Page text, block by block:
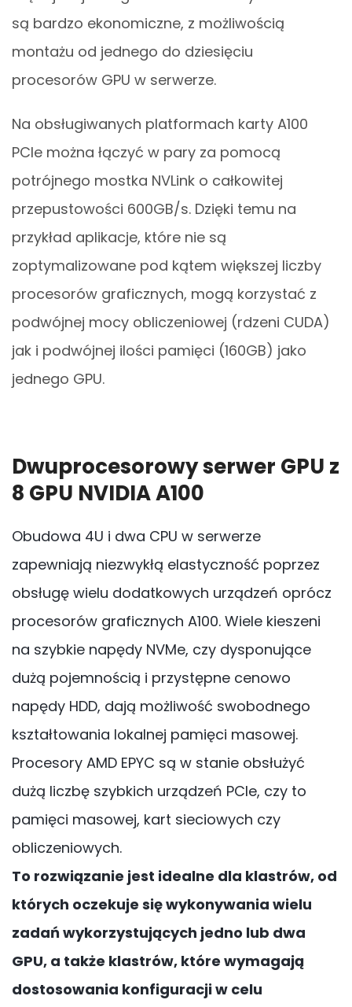
są bardzo ekonomiczne, z możliwością
montażu od jednego do dziesięciu
procesorów GPU w serwerze.
Na obsługiwanych platformach karty A100
PCIe można łączyć w pary za pomocą
potrójnego mostka NVLink o całkowitej
przepustowości 600GB/s. Dzięki temu na
przykład aplikacje, które nie są
zoptymalizowane pod kątem większej liczby
procesorów graficznych, mogą korzystać z
podwójnej mocy obliczeniowej (rdzeni CUDA)
jak i podwójnej ilości pamięci (160GB) jako
jednego GPU.
Dwuprocesorowy serwer GPU z
8 GPU NVIDIA A100
Obudowa 4U i dwa CPU w serwerze
zapewniają niezwykłą elastyczność poprzez
obsługę wielu dodatkowych urządzeń oprócz
procesorów graficznych A100. Wiele kieszeni
na szybkie napędy NVMe, czy dysponujące
dużą pojemnością i przystępne cenowo
napędy HDD, dają możliwość swobodnego
kształtowania lokalnej pamięci masowej.
Procesory AMD EPYC są w stanie obsłużyć
dużą liczbę szybkich urządzeń PCIe, czy to
pamięci masowej, kart sieciowych czy
obliczeniowych.
To rozwiązanie jest idealne dla klastrów, od
których oczekuje się wykonywania wielu
zadań wykorzystujących jedno lub dwa
GPU, a także klastrów, które wymagają
dostosowania konfiguracji w celu